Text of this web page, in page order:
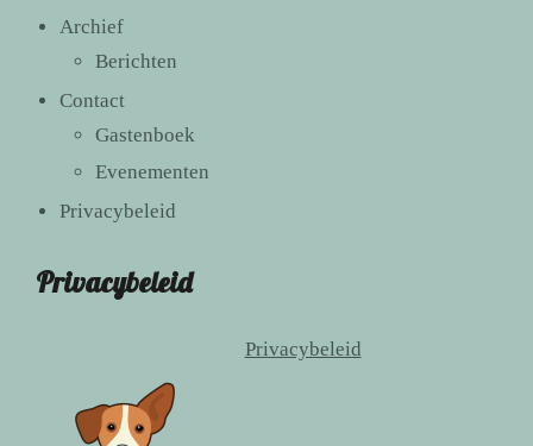
Archief
Berichten
Contact
Gastenboek
Evenementen
Privacybeleid
Privacybeleid
Privacybeleid